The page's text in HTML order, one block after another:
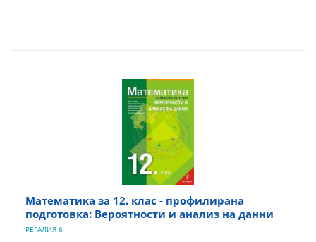
Математика за 12. клас - профилирана
подготовка: Вероятности и анализ на данни
РЕГАЛИЯ 6